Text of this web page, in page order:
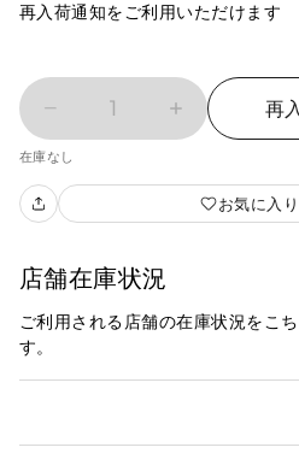
再入荷通知をご利用いただけます
1 再
在庫なし
お気に入
店舗在庫状況
ご利用される店舗の在庫状況をこ
す。